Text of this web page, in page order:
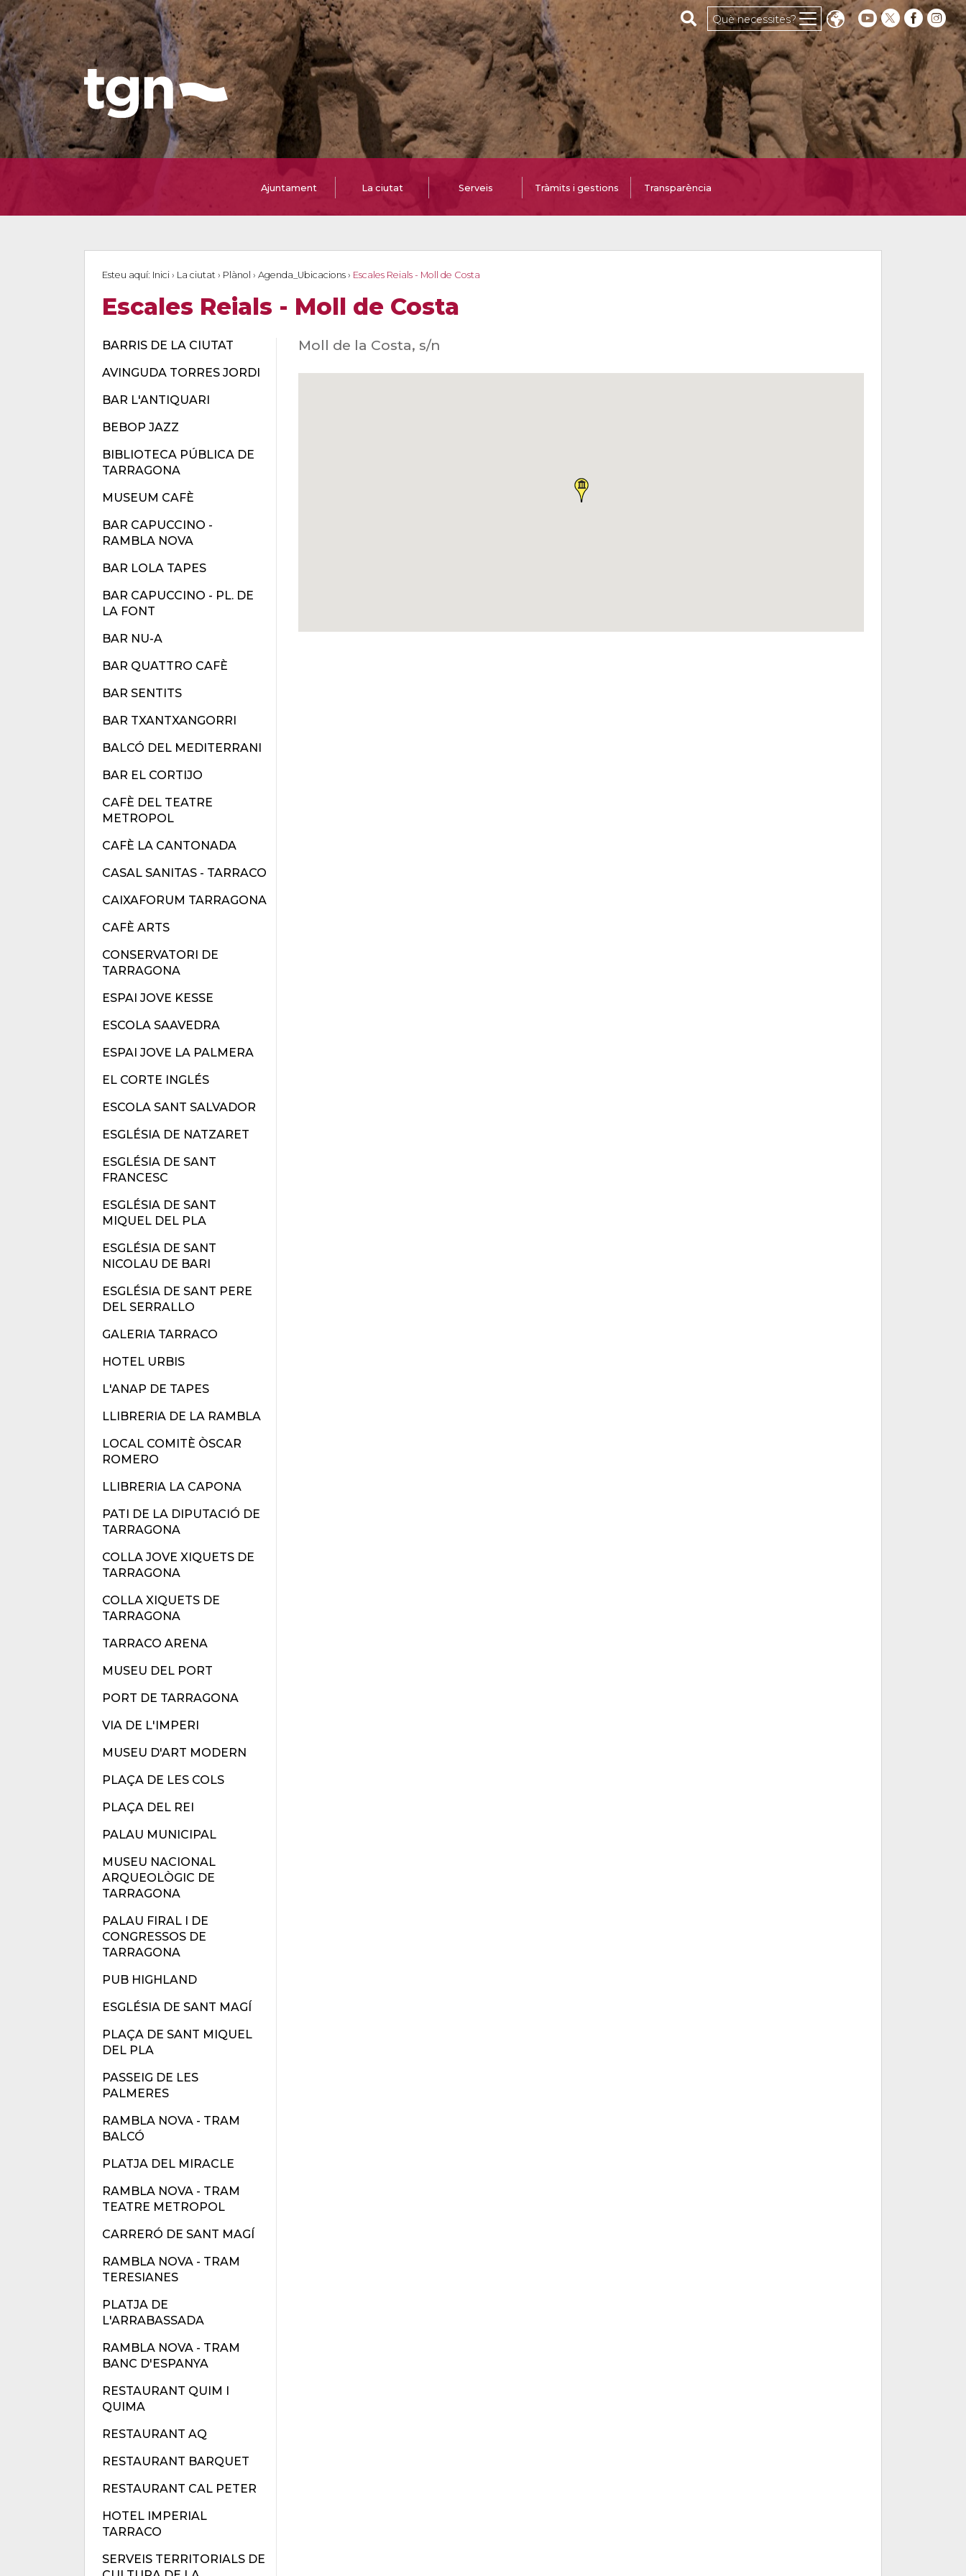
Cerca al web
Què necessites?
Ajuntament La ciutat Serveis Tràmits i gestions Transparència
Esteu aquí: Inici › La ciutat › Plànol › Agenda_Ubicacions › Escales Reials - Moll de Costa
Escales Reials - Moll de Costa
BARRIS DE LA CIUTAT
AVINGUDA TORRES JORDI
BAR L'ANTIQUARI
BEBOP JAZZ
BIBLIOTECA PÚBLICA DE
TARRAGONA
MUSEUM CAFÈ
BAR CAPUCCINO -
RAMBLA NOVA
BAR LOLA TAPES
BAR CAPUCCINO - PL. DE
LA FONT
BAR NU-A
BAR QUATTRO CAFÈ
BAR SENTITS
BAR TXANTXANGORRI
BALCÓ DEL MEDITERRANI
BAR EL CORTIJO
CAFÈ DEL TEATRE
METROPOL
CAFÈ LA CANTONADA
CASAL SANITAS - TARRACO
CAIXAFORUM TARRAGONA
CAFÈ ARTS
CONSERVATORI DE
TARRAGONA
ESPAI JOVE KESSE
ESCOLA SAAVEDRA
ESPAI JOVE LA PALMERA
EL CORTE INGLÉS
ESCOLA SANT SALVADOR
ESGLÉSIA DE NATZARET
ESGLÉSIA DE SANT
FRANCESC
ESGLÉSIA DE SANT
MIQUEL DEL PLA
ESGLÉSIA DE SANT
NICOLAU DE BARI
ESGLÉSIA DE SANT PERE
DEL SERRALLO
GALERIA TARRACO
HOTEL URBIS
L'ANAP DE TAPES
LLIBRERIA DE LA RAMBLA
LOCAL COMITÈ ÒSCAR
ROMERO
LLIBRERIA LA CAPONA
PATI DE LA DIPUTACIÓ DE
TARRAGONA
COLLA JOVE XIQUETS DE
TARRAGONA
COLLA XIQUETS DE
TARRAGONA
TARRACO ARENA
MUSEU DEL PORT
PORT DE TARRAGONA
VIA DE L'IMPERI
MUSEU D'ART MODERN
PLAÇA DE LES COLS
PLAÇA DEL REI
PALAU MUNICIPAL
MUSEU NACIONAL
ARQUEOLÒGIC DE
TARRAGONA
PALAU FIRAL I DE
CONGRESSOS DE
TARRAGONA
PUB HIGHLAND
ESGLÉSIA DE SANT MAGÍ
PLAÇA DE SANT MIQUEL
DEL PLA
PASSEIG DE LES
PALMERES
RAMBLA NOVA - TRAM
BALCÓ
PLATJA DEL MIRACLE
RAMBLA NOVA - TRAM
TEATRE METROPOL
CARRERÓ DE SANT MAGÍ
RAMBLA NOVA - TRAM
TERESIANES
PLATJA DE
L'ARRABASSADA
RAMBLA NOVA - TRAM
BANC D'ESPANYA
RESTAURANT QUIM I
QUIMA
RESTAURANT AQ
RESTAURANT BARQUET
RESTAURANT CAL PETER
HOTEL IMPERIAL
TARRACO
SERVEIS TERRITORIALS DE
Moll de la Costa, s/n